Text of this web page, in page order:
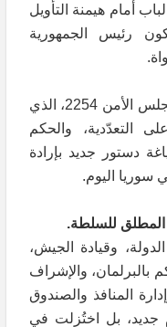
أمام هيمنة التأويل
رئيس الجمهورية
هذا الإعلان يتناقض جذرياً مع قرار مجلس الأمن 2254، الذي
التعدّدية، والحكم
دستور جديد بإرادة
اليوم.
المطلق للسلطة.
وقيادة الجيش،
بالبرلمان، والإشراف
المنافذ والصندوق
جديد، بل اختُزلت في